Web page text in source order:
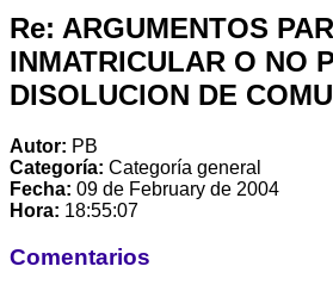
Re: ARGUMENTOS
INMATRICULAR O NO
DISOLUCION DE
Autor: PB
Categoría: Categoría general
Fecha: 09 de February de 2004
Hora: 18:55:07
Comentarios